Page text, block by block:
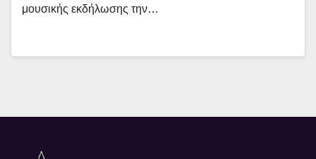
μουσικής εκδήλωσης την…